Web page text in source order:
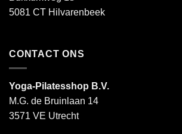
5081 CT Hilvarenbeek
CONTACT ONS
Yoga-Pilatesshop B.V.
M.G. de Bruinlaan 14
3571 VE Utrecht